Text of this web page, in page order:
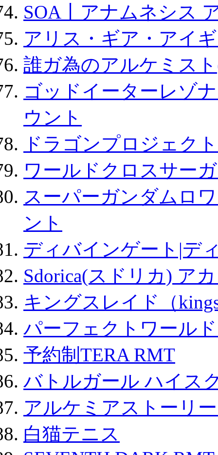
SOA丨アナムネシス
アリス・ギア・アイ
誰ガ為のアルケミス
ゴッドイーターレゾ
ウント
ドラゴンプロジェク
ワールドクロスサー
スーパーガンダムロ
ント
ディバインゲート|デ
Sdorica(スドリカ) ア
キングスレイド（
パーフェクトワール
予約制TERA RMT
バトルガール ハイス
アルケミアストーリ
白猫テニス